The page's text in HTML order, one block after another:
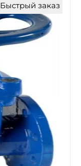
Быстрый заказ